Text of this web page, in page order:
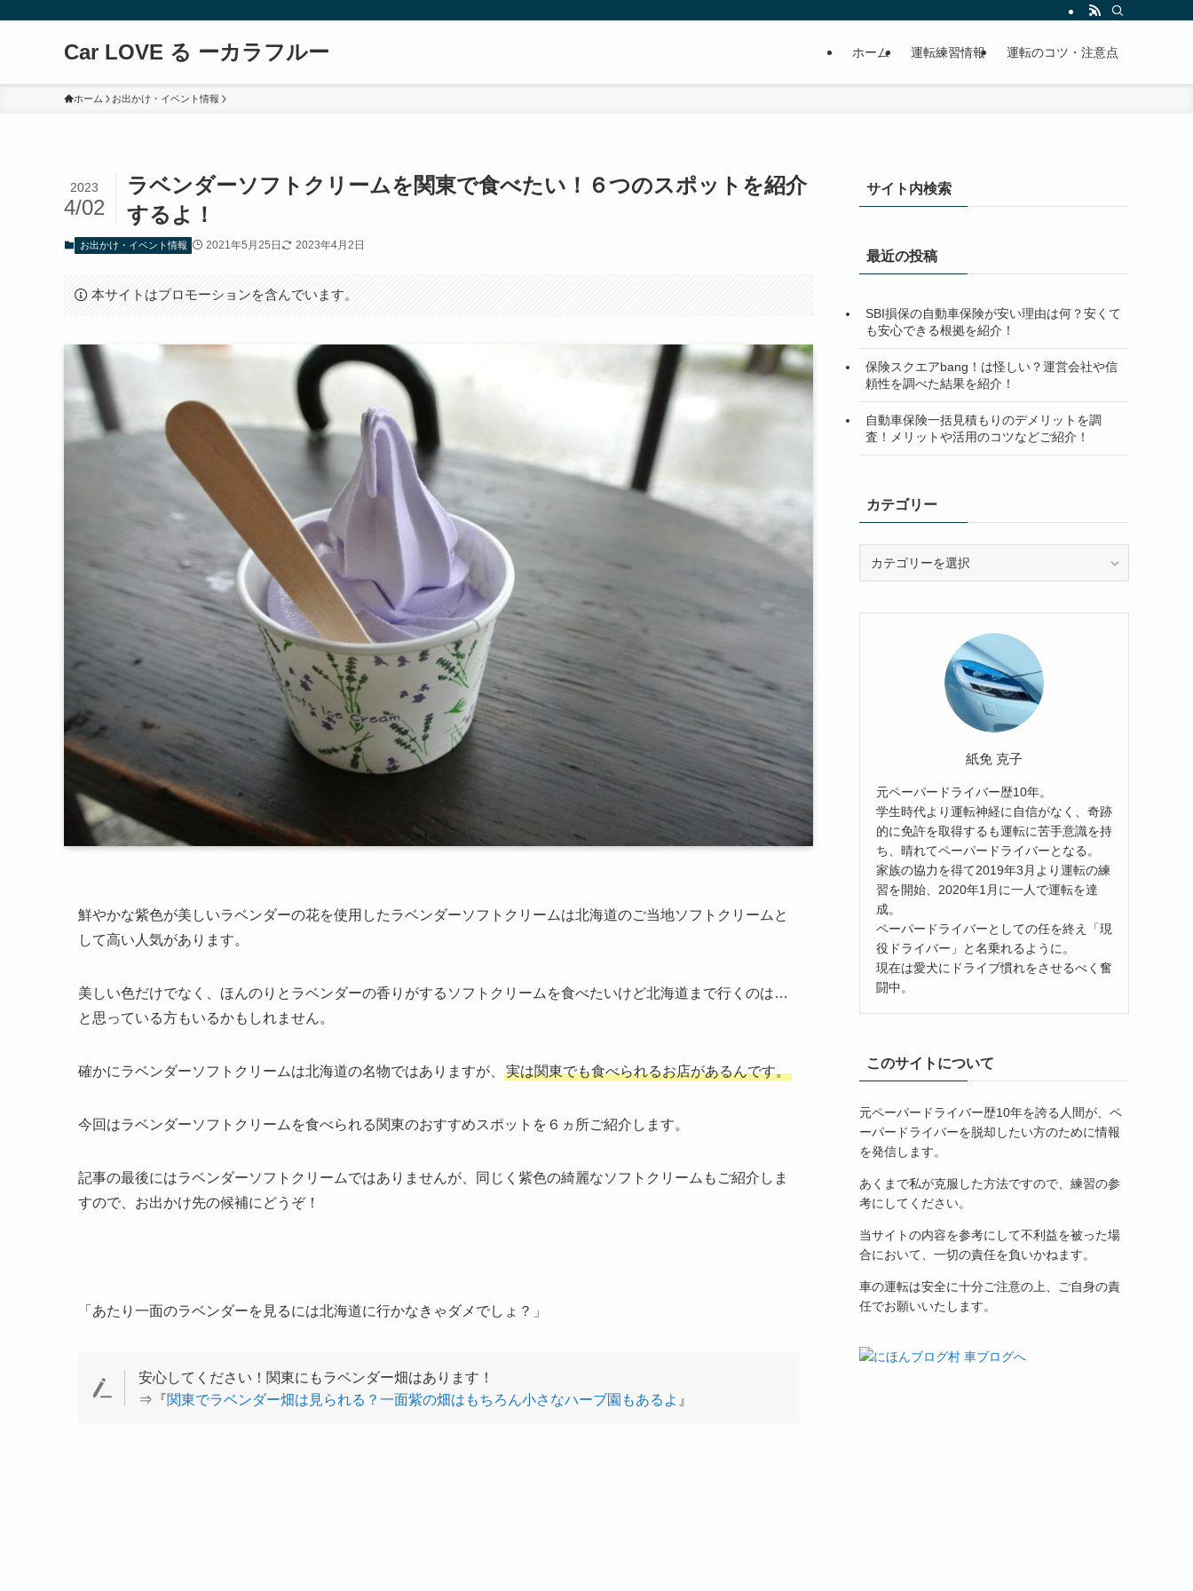
Car LOVE る ーカラフルー ホーム 運転練習情報 運転のコツ・注意点
ホーム お出かけ・イベント情報
ラベンダーソフトクリームを関東で食べたい！６つのスポットを紹介
するよ！
2023
4/02
お出かけ・イベント情報 2021年5月25日 2023年4月2日
本サイトはプロモーションを含んでいます。
鮮やかな紫色が美しいラベンダーの花を使用したラベンダーソフトクリームは北海道のご当地ソフトクリームと
して高い人気があります。
美しい色だけでなく、ほんのりとラベンダーの香りがするソフトクリームを食べたいけど北海道まで行くのは…
と思っている方もいるかもしれません。
確かにラベンダーソフトクリームは北海道の名物ではありますが、 実は関東でも食べられるお店があるんです。
今回はラベンダーソフトクリームを食べられる関東のおすすめスポットを６ヵ所ご紹介します。
記事の最後にはラベンダーソフトクリームではありませんが、同じく紫色の綺麗なソフトクリームもご紹介しま
すので、お出かけ先の候補にどうぞ！
「あたり一面のラベンダーを見るには北海道に行かなきゃダメでしょ？」
安心してください！関東にもラベンダー畑はあります！
⇒『関東でラベンダー畑は見られる？一面紫の畑はもちろん小さなハーブ園もあるよ 』
サイト内検索
最近の投稿
SBI損保の自動車保険が安い理由は何？安くて
も安心できる根拠を紹介！
保険スクエアbang！は怪しい？運営会社や信
頼性を調べた結果を紹介！
自動車保険一括見積もりのデメリットを調
査！メリットや活用のコツなどご紹介！
カテゴリー
リ
紙免 克子
元ペーパードライバー歴10年。
学生時代より運転神経に自信がなく、奇跡
的に免許を取得するも運転に苦手意識を持
ち、晴れてペーパードライバーとなる。
家族の協力を得て2019年3月より運転の練
習を開始、2020年1月に一人で運転を達
成。
ペーパードライバーとしての任を終え「現
役ドライバー」と名乗れるように。
現在は愛犬にドライブ慣れをさせるべく奮
闘中。
このサイトについて
元ペーパードライバー歴10年を誇る人間が、ペ
ーパードライバーを脱却したい方のために情報
を発信します。
あくまで私が克服した方法ですので、練習の参
考にしてください。
当サイトの内容を参考にして不利益を被った場
合において、一切の責任を負いかねます。
車の運転は安全に十分ご注意の上、ご自身の責
任でお願いいたします。